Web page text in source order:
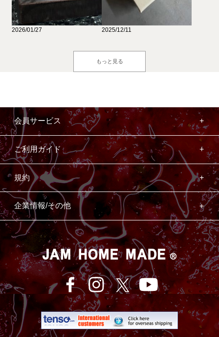
2026/01/27 2025/12/11
もっと見る
会員サービス
ご利用ガイド
規約
企業情報/その他